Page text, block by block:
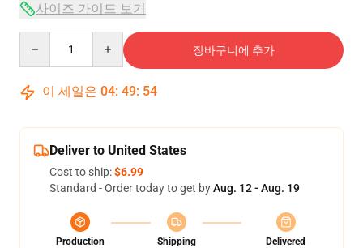
사이즈 가이드 보기
장바구니에 추가
이 세일은 04: 49: 54
Deliver to United States
Cost to ship:$6.99
Standard - Order today to get byAug. 12 - Aug. 19
Production
Shipping
Delivered